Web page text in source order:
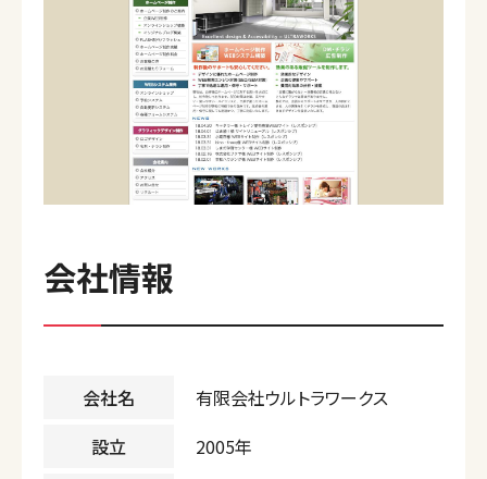
会社情報
会社名
有限会社ウルトラワークス
設立
2005年